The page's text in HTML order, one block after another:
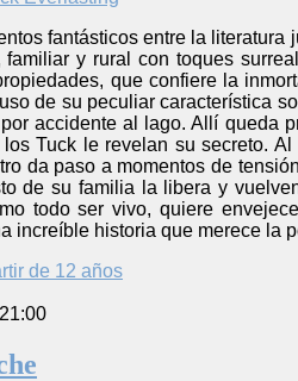
fantásticos entre la
y rural con toques
que confiere la
de su peculiar característica
accidente al lago. Allí queda
Tuck le revelan su secreto.
da paso a momentos de
de su familia la libera y
todo ser vivo, quiere
increíble historia que merece la
de 12 años